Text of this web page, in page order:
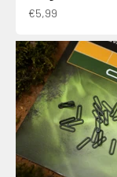
Aanbiedingsprijs
€5,99